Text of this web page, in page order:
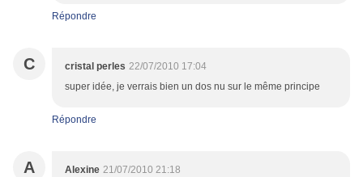
Répondre
C cristal perles 22/07/2010 17:04
super idée, je verrais bien un dos nu sur le même principe
Répondre
A Alexine 21/07/2010 21:18